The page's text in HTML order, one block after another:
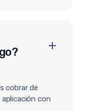
cobrar de
con